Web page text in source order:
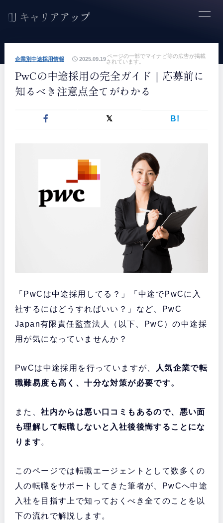
ページの一部でマイナビ等の広告が掲載
されています。
企業別中途採用情報 2025.09.19
PwCの中途採用の完全ガイド｜応募前に
知るべき注意点全てがわかる
B!
「PwCは中途採用してる？」「中途でPwCに入
社するにはどうすればいい？」など、PwC
Japan有限責任監査法人（以下、PwC）の中途採
用が気になっていませんか？
PwCは中途採用を行っていますが、
人気企業で転
職難易度も高く、十分な対策が必要です。
また、社内からは悪い口コミもあるので、悪い面
も理解して転職しないと入社後後悔することにな
ります。
このページでは転職エージェントとして数多くの
人の転職をサポートしてきた筆者が、PwCへ中途
入社を目指す上で知っておくべき全てのことを以
下の流れで解説します。